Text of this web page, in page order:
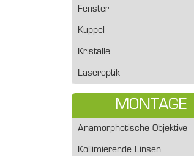
Fenster
Kuppel
Kristalle
Laseroptik
MONTAGE
Anamorphotische Objektive
Kollimierende Linsen